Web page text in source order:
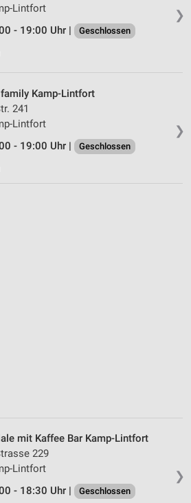
❯
Lintfort
- 19:00 Uhr |
Geschlossen
❯
Kamp-Lintfort
241
Lintfort
- 19:00 Uhr |
Geschlossen
❯
mit Kaffee Bar Kamp-Lintfort
229
Lintfort
- 18:30 Uhr |
Geschlossen